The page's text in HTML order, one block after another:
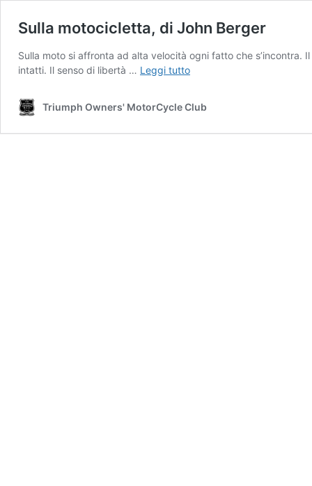
Sulla motocicletta, di John Berger
Sulla moto si affronta ad alta velocità ogni fatto che
intatti. Il senso di libertà … Leggi tuttoSulla
John
Triumph Owners' MotorCycle Club